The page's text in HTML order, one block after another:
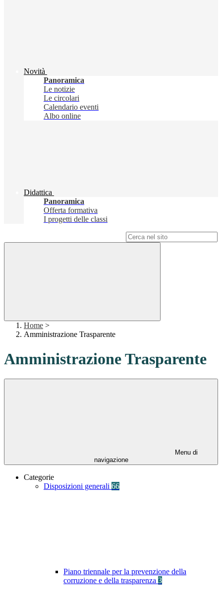
Novità
Panoramica
Le notizie
Le circolari
Calendario eventi
Albo online
Didattica
Panoramica
Offerta formativa
I progetti delle classi
Home >
Amministrazione Trasparente
Amministrazione Trasparente
Menu di
navigazione
Categorie
Disposizioni generali 66
Piano triennale per la prevenzione della
corruzione e della trasparenza 3